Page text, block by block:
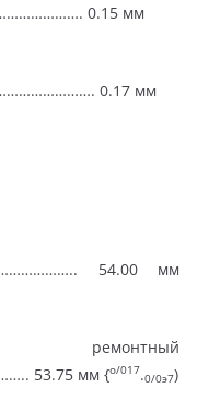
0.15 мм
0.17 мм
54.00 мм
53.75 мм {о/017.0/0э7)